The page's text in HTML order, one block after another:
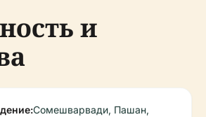
и
Сомешварвади, Пашан,